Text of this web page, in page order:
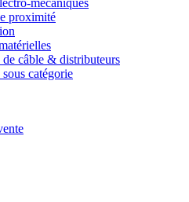
proximité
de câble & distributeurs
catégorie